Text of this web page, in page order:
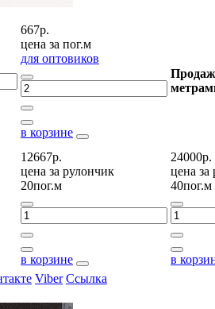
667р.
цена за пог.м
для оптовиков
в корзине
12667р.
цена за рулончик
20пог.м
в корзине
24000р.
цена за
40пог.м
в
Viber Ссылка